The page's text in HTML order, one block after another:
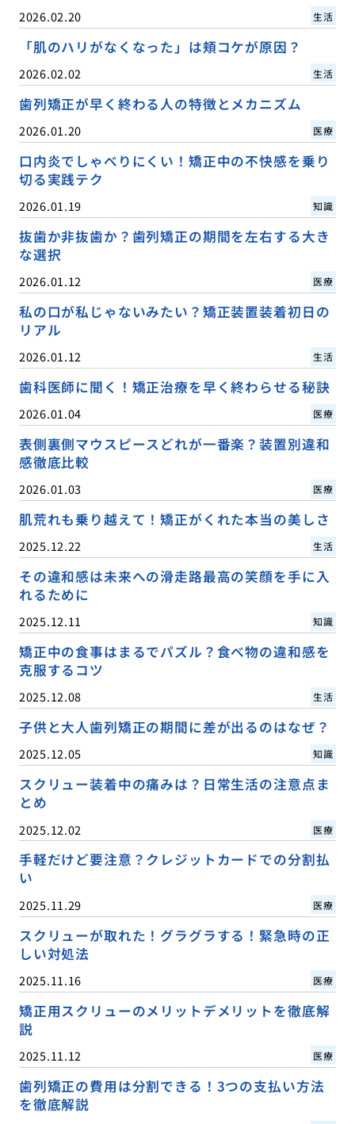
2026.02.20 生活
「肌のハリがなくなった」は頬コケが原因？
2026.02.02 生活
歯列矯正が早く終わる人の特徴とメカニズム
2026.01.20 医療
口内炎でしゃべりにくい！矯正中の不快感を乗り
切る実践テク
2026.01.19 知識
抜歯か非抜歯か？歯列矯正の期間を左右する大き
な選択
2026.01.12 医療
私の口が私じゃないみたい？矯正装置装着初日の
リアル
2026.01.12 生活
歯科医師に聞く！矯正治療を早く終わらせる秘訣
2026.01.04 医療
表側裏側マウスピースどれが一番楽？装置別違和
感徹底比較
2026.01.03 医療
肌荒れも乗り越えて！矯正がくれた本当の美しさ
2025.12.22 生活
その違和感は未来への滑走路最高の笑顔を手に入
れるために
2025.12.11 知識
矯正中の食事はまるでパズル？食べ物の違和感を
克服するコツ
2025.12.08 生活
子供と大人歯列矯正の期間に差が出るのはなぜ？
2025.12.05 知識
スクリュー装着中の痛みは？日常生活の注意点ま
とめ
2025.12.02 医療
手軽だけど要注意？クレジットカードでの分割払
い
2025.11.29 医療
スクリューが取れた！グラグラする！緊急時の正
しい対処法
2025.11.16 医療
矯正用スクリューのメリットデメリットを徹底解
説
2025.11.12 医療
歯列矯正の費用は分割できる！3つの支払い方法
を徹底解説